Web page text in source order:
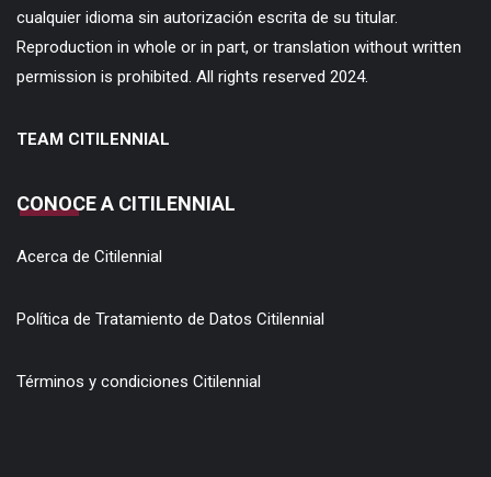
cualquier idioma sin autorización escrita de su titular.
Reproduction in whole or in part, or translation without written
permission is prohibited. All rights reserved 2024.
TEAM CITILENNIAL
CONOCE A CITILENNIAL
Acerca de Citilennial
Política de Tratamiento de Datos Citilennial
Términos y condiciones Citilennial